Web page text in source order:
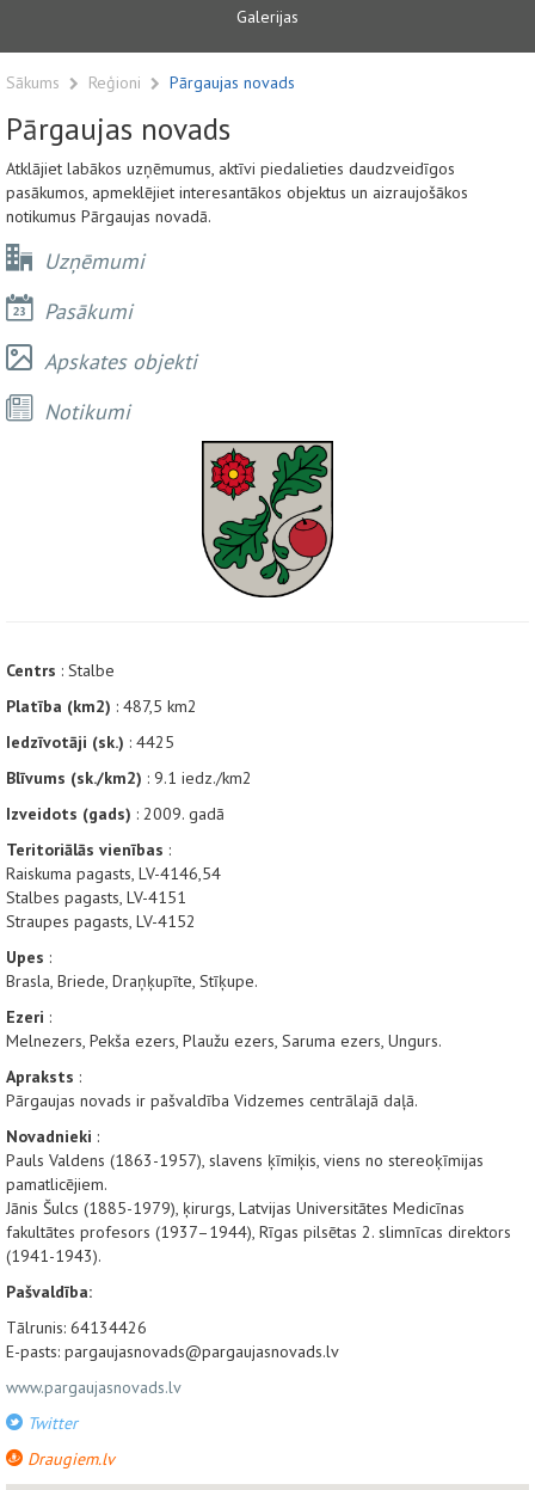
Galerijas
Sākums Reģioni Pārgaujas novads
Pārgaujas novads
Atklājiet labākos uzņēmumus, aktīvi piedalieties daudzveidīgos
pasākumos, apmeklējiet interesantākos objektus un aizraujošākos
notikumus Pārgaujas novadā.
Uzņēmumi
Pasākumi
Apskates objekti
Notikumi
Centrs : Stalbe
Platība (km2) : 487,5 km2
Iedzīvotāji (sk.) : 4425
Blīvums (sk./km2) : 9.1 iedz./km2
Izveidots (gads) : 2009. gadā
Teritoriālās vienības :
Raiskuma pagasts, LV-4146,54
Stalbes pagasts, LV-4151
Straupes pagasts, LV-4152
Upes :
Brasla, Briede, Draņķupīte, Stīķupe.
Ezeri :
Melnezers, Pekša ezers, Plaužu ezers, Saruma ezers, Ungurs.
Apraksts :
Pārgaujas novads ir pašvaldība Vidzemes centrālajā daļā.
Novadnieki :
Pauls Valdens (1863-1957), slavens ķīmiķis, viens no stereoķīmijas
pamatlicējiem.
Jānis Šulcs (1885-1979), ķirurgs, Latvijas Universitātes Medicīnas
fakultātes profesors (1937–1944), Rīgas pilsētas 2. slimnīcas direktors
(1941-1943).
Pašvaldība:
Tālrunis: 64134426
E-pasts: pargaujasnovads@pargaujasnovads.lv
www.pargaujasnovads.lv
Twitter
Draugiem.lv